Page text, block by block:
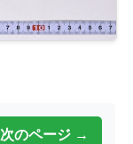
次のページ →